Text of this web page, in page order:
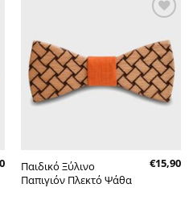
στην λίστα
επιθυμητών
Παιδικό Ξύλινο
Παπιγιόν Πλεκτό Ψάθα
€15,90